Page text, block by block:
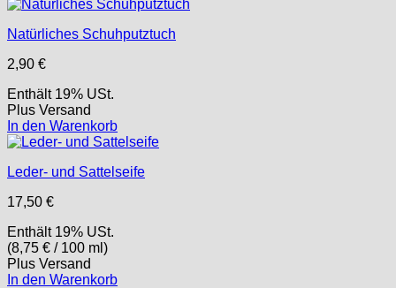
Natürliches Schuhputztuch
2,90 €
Enthält 19% USt.
Plus Versand
In den Warenkorb
Leder- und Sattelseife
17,50 €
Enthält 19% USt.
(8,75 € / 100 ml)
Plus Versand
In den Warenkorb